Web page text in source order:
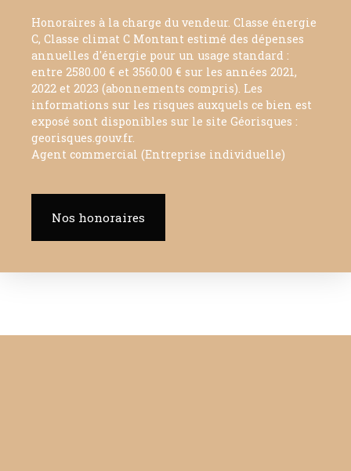
Honoraires à la charge du vendeur. Classe énergie
C, Classe climat C Montant estimé des dépenses
annuelles d'énergie pour un usage standard :
entre 2580.00 € et 3560.00 € sur les années 2021,
2022 et 2023 (abonnements compris). Les
informations sur les risques auxquels ce bien est
exposé sont disponibles sur le site Géorisques :
georisques.gouv.fr.
Agent commercial (Entreprise individuelle)
Nos honoraires